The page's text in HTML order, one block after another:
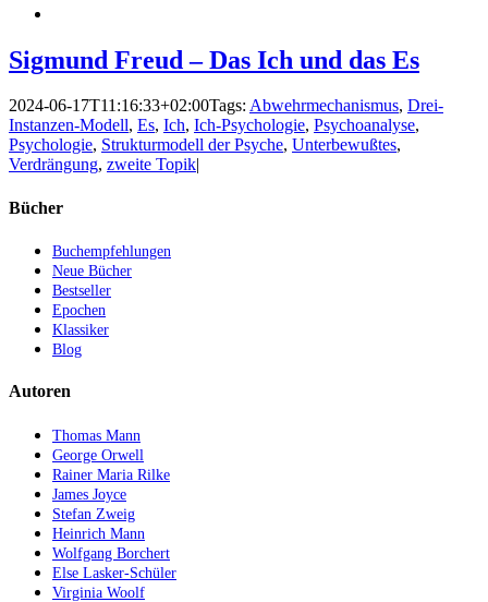
Sigmund Freud – Das Ich und das Es
2024-06-17T11:16:33+02:00Tags: Abwehrmechanismus, Drei-
Instanzen-Modell, Es, Ich, Ich-Psychologie, Psychoanalyse,
Psychologie, Strukturmodell der Psyche, Unterbewußtes,
Verdrängung, zweite Topik|
Bücher
Buchempfehlungen
Neue Bücher
Bestseller
Epochen
Klassiker
Blog
Autoren
Thomas Mann
George Orwell
Rainer Maria Rilke
James Joyce
Stefan Zweig
Heinrich Mann
Wolfgang Borchert
Else Lasker-Schüler
Virginia Woolf